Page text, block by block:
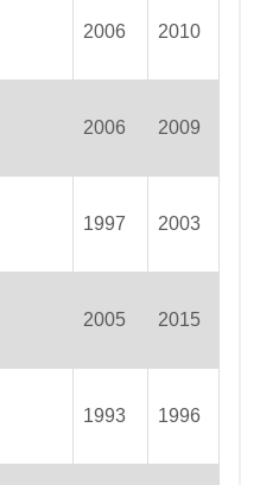
2006 2010
2006 2009
1997 2003
2005 2015
1993 1996